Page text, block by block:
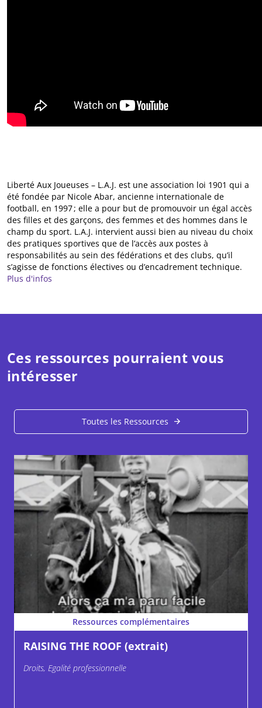
Liberté Aux Joueuses – L.A.J. est une association loi 1901 qui a
été fondée par Nicole Abar, ancienne internationale de
football, en 1997 ; elle a pour but de promouvoir un égal accès
des filles et des garçons, des femmes et des hommes dans le
champ du sport. L.A.J. intervient aussi bien au niveau du choix
des pratiques sportives que de l’accès aux postes à
responsabilités au sein des fédérations et des clubs, qu’il
s’agisse de fonctions électives ou d’encadrement technique.
Plus d'infos
Ces ressources pourraient vous
intéresser
Toutes les Ressources
Ressources complémentaires
RAISING THE ROOF (extrait)
Droits, Egalité professionnelle